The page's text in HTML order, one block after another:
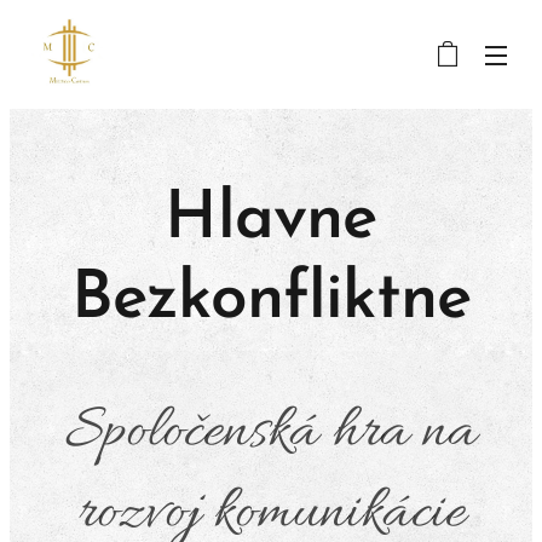
Hlavne
Bezkonfliktne
Spoločenská hra na
rozvoj komunikácie